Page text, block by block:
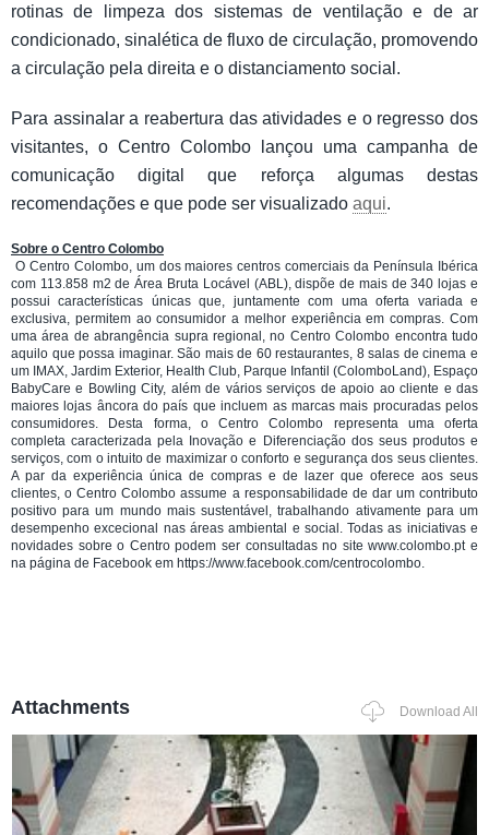
rotinas de limpeza dos sistemas de ventilação e de ar
condicionado, sinalética de fluxo de circulação, promovendo
a circulação pela direita e o distanciamento social.
Para assinalar a reabertura das atividades e o regresso dos
visitantes, o Centro Colombo lançou uma campanha de
comunicação digital que reforça algumas destas
recomendações e que pode ser visualizado aqui.
Sobre o Centro Colombo
O Centro Colombo, um dos maiores centros comerciais da Península Ibérica
com 113.858 m2 de Área Bruta Locável (ABL), dispõe de mais de 340 lojas e
possui características únicas que, juntamente com uma oferta variada e
exclusiva, permitem ao consumidor a melhor experiência em compras. Com
uma área de abrangência supra regional, no Centro Colombo encontra tudo
aquilo que possa imaginar. São mais de 60 restaurantes, 8 salas de cinema e
um IMAX, Jardim Exterior, Health Club, Parque Infantil (ColomboLand), Espaço
BabyCare e Bowling City, além de vários serviços de apoio ao cliente e das
maiores lojas âncora do país que incluem as marcas mais procuradas pelos
consumidores. Desta forma, o Centro Colombo representa uma oferta
completa caracterizada pela Inovação e Diferenciação dos seus produtos e
serviços, com o intuito de maximizar o conforto e segurança dos seus clientes.
A par da experiência única de compras e de lazer que oferece aos seus
clientes, o Centro Colombo assume a responsabilidade de dar um contributo
positivo para um mundo mais sustentável, trabalhando ativamente para um
desempenho excecional nas áreas ambiental e social. Todas as iniciativas e
novidades sobre o Centro podem ser consultadas no site www.colombo.pt e
na página de Facebook em https://www.facebook.com/centrocolombo.
Attachments Download All